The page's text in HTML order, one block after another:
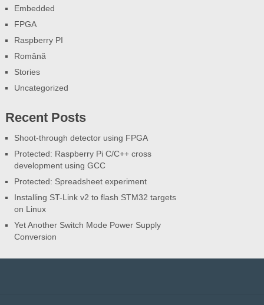
Embedded
FPGA
Raspberry PI
Română
Stories
Uncategorized
Recent Posts
Shoot-through detector using FPGA
Protected: Raspberry Pi C/C++ cross
development using GCC
Protected: Spreadsheet experiment
Installing ST-Link v2 to flash STM32 targets
on Linux
Yet Another Switch Mode Power Supply
Conversion